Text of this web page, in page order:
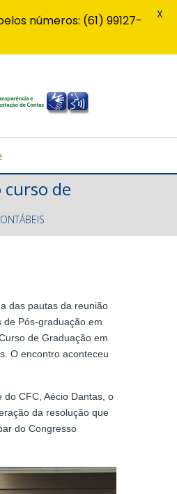
de
das pautas da reunião
de Pós-graduação em
de Graduação em
O encontro aconteceu
CFC, Aécio Dantas, o
da resolução que
do Congresso
números: (61) 99127-
X